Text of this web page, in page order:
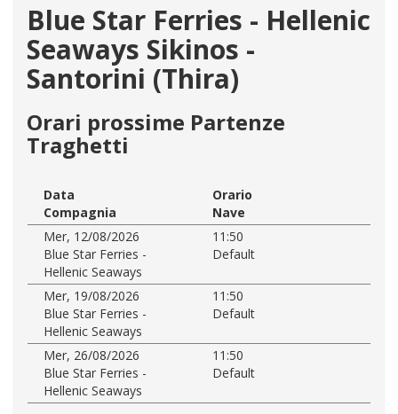
Blue Star Ferries - Hellenic
Seaways Sikinos -
Santorini (Thira)
Orari prossime Partenze
Traghetti
Data
Orario
Compagnia
Nave
Mer, 12/08/2026
11:50
Blue Star Ferries -
Hellenic Seaways
Default
Mer, 19/08/2026
11:50
Blue Star Ferries -
Hellenic Seaways
Default
Mer, 26/08/2026
11:50
Blue Star Ferries -
Hellenic Seaways
Default